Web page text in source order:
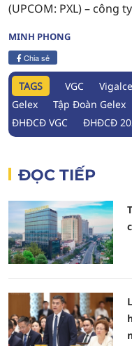
(UPCOM: PXL) – công
MINH PHONG
Chia sẻ
TAGS VGC
Gelex
Tập Đoàn Gelex
ĐHĐCĐ VGC
ĐHĐCĐ
ĐỌC TIẾP